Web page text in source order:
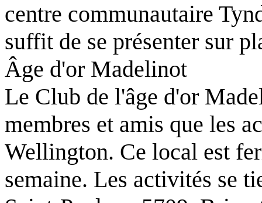
centre communautaire
suffit de se présenter sur
Âge d'or Madelinot
Le Club de l'âge d'or
membres et amis que les
Wellington. Ce local est
semaine. Les activités se